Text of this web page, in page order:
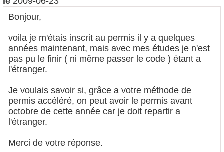
Bonjour,
voila je m'étais inscrit au permis il y a quelques
années maintenant, mais avec mes études je n'est
pas pu le finir ( ni même passer le code ) étant a
l'étranger.
Je voulais savoir si, grâce a votre méthode de
permis accéléré, on peut avoir le permis avant
octobre de cette année car je doit repartir a
l'étranger.
Merci de votre réponse.